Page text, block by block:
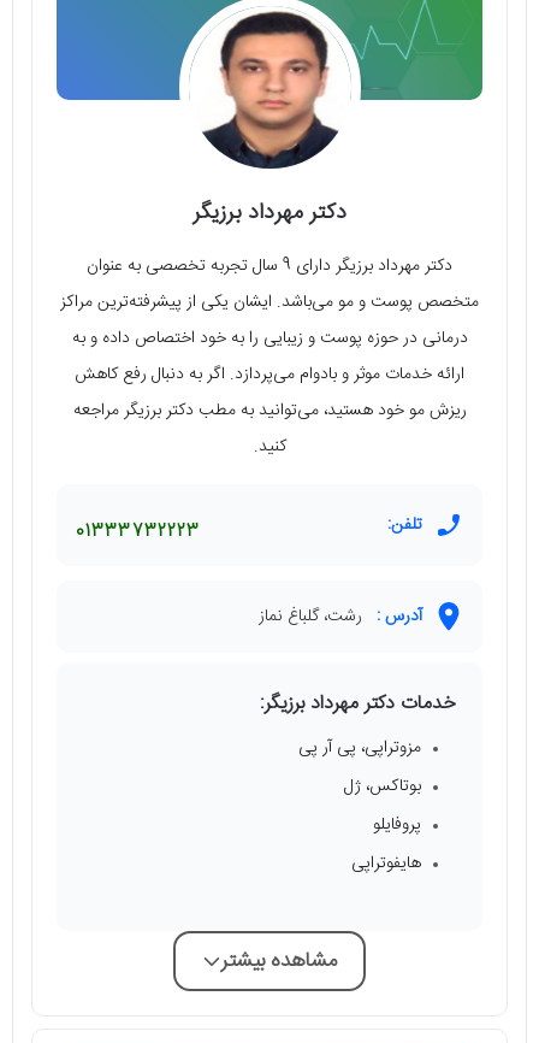
دکتر مهرداد برزیگر
دکتر مهرداد برزیگر دارای 9 سال تجربه‌ تخصصی به عنوان
متخصص پوست و مو می‌باشد. ایشان یکی از پیشرفته‌ترین مراکز
درمانی در حوزه‌ پوست و زیبایی را به خود اختصاص داده و به
ارائه‌ خدمات موثر و بادوام می‌پردازد. اگر به دنبال رفع کاهش
ریزش مو خود هستید، می‌توانید به مطب دکتر برزیگر مراجعه
کنید.
تلفن: 01333732223
آدرس : رشت، گلباغ نماز
خدمات دکتر مهرداد برزیگر:
مزوتراپی، پی آر پی
بوتاکس، ژل
پروفایلو
هایفوتراپی
مشاهده بیشتر